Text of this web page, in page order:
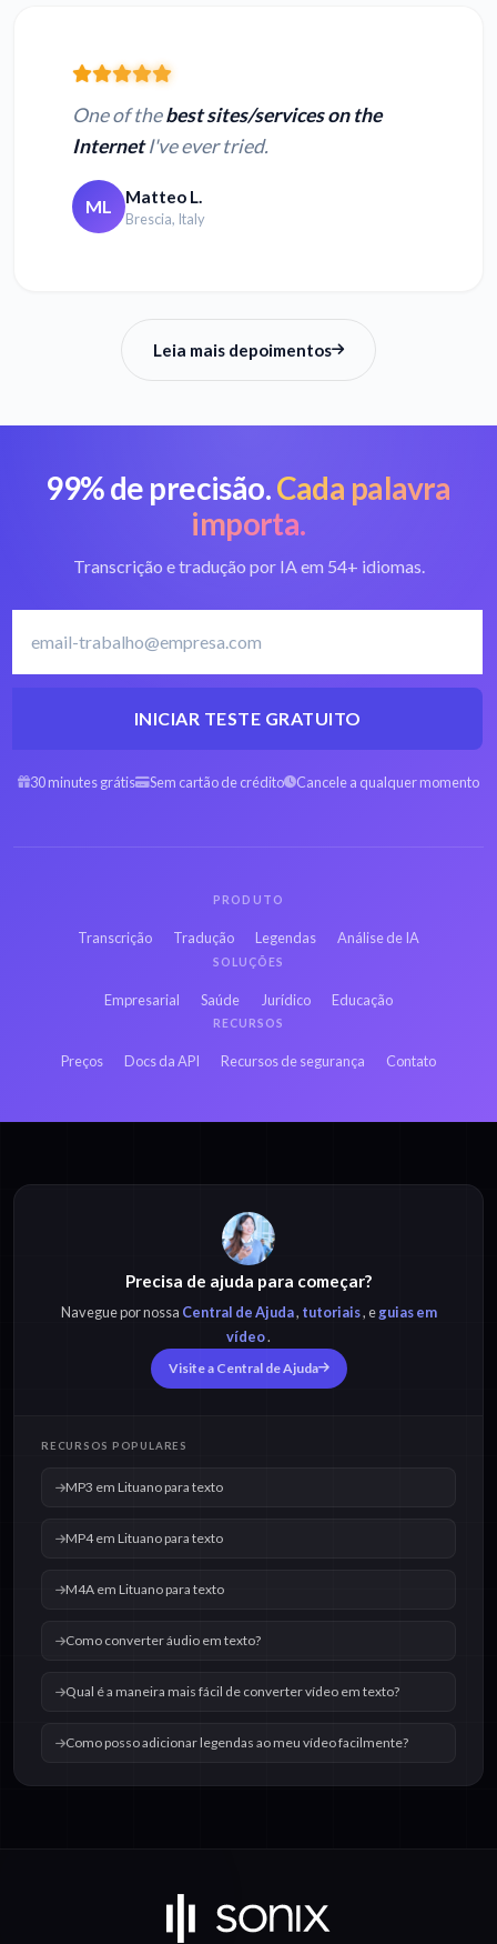
One of thebest sites/services on the
InternetI've ever tried.
ML Matteo L.
Brescia, Italy
Leia mais depoimentos
99% de precisão.Cada palavra
importa.
Transcrição e tradução por IA em 54+ idiomas.
INICIAR TESTE GRATUITO
30 minutes grátis Sem cartão de crédito Cancele a qualquer momento
PRODUTO
Transcrição Tradução Legendas Análise de IA
SOLUÇÕES
Empresarial Saúde Jurídico Educação
RECURSOS
Preços Docs da API Recursos de segurança Contato
Precisa de ajuda para começar?
Navegue por nossa Central de Ajuda, tutoriais, eguias em
vídeo.
Visite a Central de Ajuda
RECURSOS POPULARES
MP3 em Lituano para texto
MP4 em Lituano para texto
M4A em Lituano para texto
Como converter áudio em texto?
Qual é a maneira mais fácil de converter vídeo em texto?
Como posso adicionar legendas ao meu vídeo facilmente?